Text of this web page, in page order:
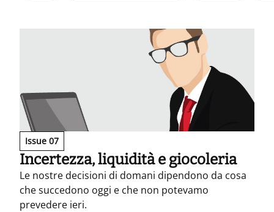
Issue 07
Incertezza, liquidità e giocoleria
Le nostre decisioni di domani dipendono da cosa
che succedono oggi e che non potevamo
prevedere ieri.